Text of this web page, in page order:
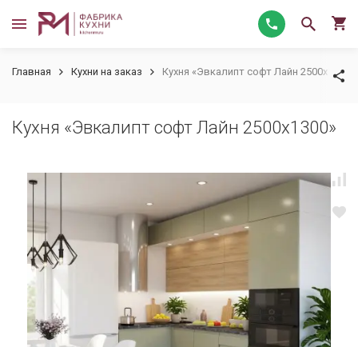
Главная Кухни на заказ Кухня «Эвкалипт софт Лайн 2500х1300»
Кухня «Эвкалипт софт Лайн 2500х1300»